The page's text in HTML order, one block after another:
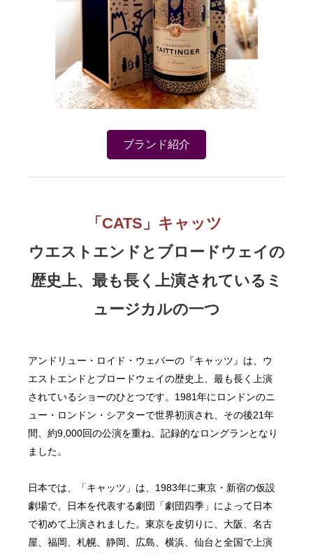
ブランド紹介
「CATS」キャッツ
ウエストエンドとブロードウェイの
歴史上、最も長く上演されているミ
ュージカルの一つ
アンドリュー・ロイド・ウェバーの『キャッツ』は、ウ
エストエンドとブロードウェイの歴史上、最も長く上演
されているショーのひとつです。1981年にロンドンのニ
ュー・ロンドン・シアターで世界初演され、その後21年
間、約9,000回の公演を重ね、記録的なロングランとなり
ました。
日本では、「キャッツ」は、1983年に東京・新宿の仮設
劇場で、日本を代表する劇団「劇団四季」によって日本
で初めて上演されました。東京を皮切りに、大阪、名古
屋、福岡、札幌、静岡、広島、横浜、仙台と全国で上演